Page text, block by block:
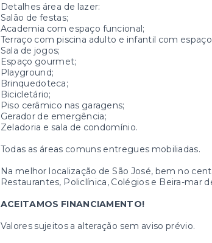
Detalhes área de lazer:
Salão de festas;
Academia com espaço funcional;
Terraço com piscina adulto e infantil com
Sala de jogos;
Espaço gourmet;
Playground;
Brinquedoteca;
Bicicletário;
Piso cerâmico nas garagens;
Gerador de emergência;
Zeladoria e sala de condomínio.
Todas as áreas comuns entregues mobiliadas.
Na melhor localização de São José, bem no
Restaurantes, Policlínica, Colégios e Beira-mar
ACEITAMOS FINANCIAMENTO!
Valores sujeitos a alteração sem aviso prévio.